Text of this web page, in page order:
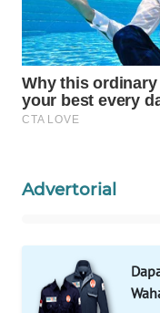
Advertorial
WAHANA
TANI
WAHANA
ADVOKAT
WAHANA
LISTRIK